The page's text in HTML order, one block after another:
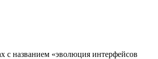
с названием «эволюция интерфейсов